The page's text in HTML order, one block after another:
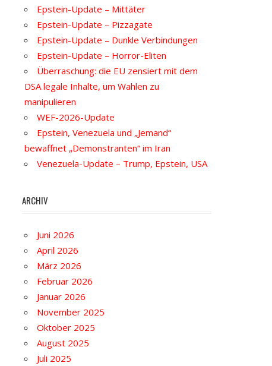
Epstein-Update – Mittäter
Epstein-Update – Pizzagate
Epstein-Update – Dunkle Verbindungen
Epstein-Update – Horror-Eliten
Überraschung: die EU zensiert mit dem
DSA legale Inhalte, um Wahlen zu
manipulieren
WEF-2026-Update
Epstein, Venezuela und „Jemand“
bewaffnet „Demonstranten“ im Iran
Venezuela-Update – Trump, Epstein, USA
ARCHIV
Juni 2026
April 2026
März 2026
Februar 2026
Januar 2026
November 2025
Oktober 2025
August 2025
Juli 2025